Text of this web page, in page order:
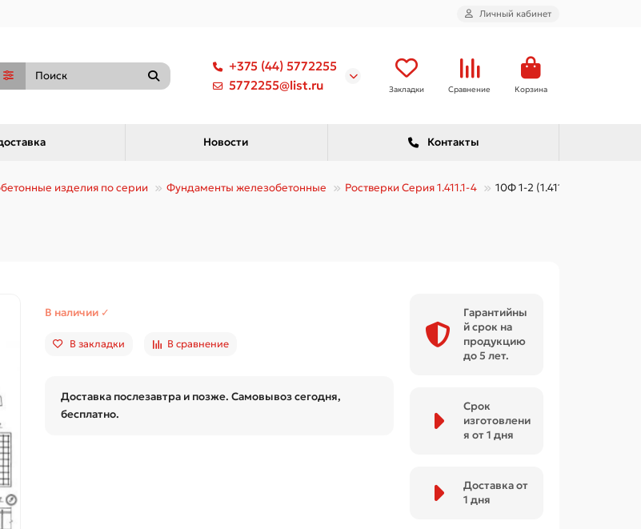
Личный кабинет
+375 (44) 5772255
5772255@list.ru
Закладки Сравнение Корзина
Новости Контакты
изделия по серии Фундаменты железобетонные Ростверки Серия 1.411.1-4 10Ф 1-2 (1.411.1-4)
В наличии ✓
В закладки В сравнение
Доставка послезавтра и позже. Самовывоз сегодня,
бесплатно.
Гарантийны
й срок на
продукцию
до 5 лет.
Срок
изготовлени
я от 1 дня
Доставка от
1 дня